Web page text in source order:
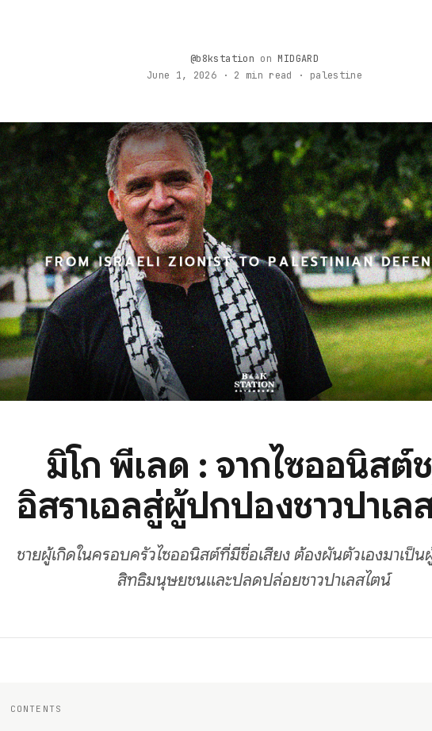
@b8kstation on MIDGARD
June 1, 2026 · 2 min read · palestine
มิโก พีเลด : จากไซออนิสต์
อิสราเอลสู่ผู้ปกป้องชาวปาเล
ชายผู้เกิดในครอบครัวไซออนิสต์ที่มีชื่อเสียง ต้องผันตัวเองมาเป็น
สิทธิมนุษยชนและปลดปล่อยชาวปาเลสไตน์
CONTENTS